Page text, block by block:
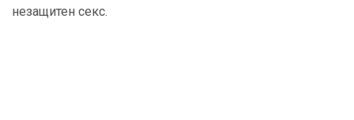
незащитен секс.